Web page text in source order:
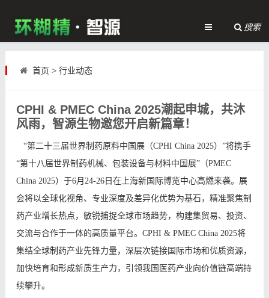
搜索
首页 > 行业动态
CPHI & PMEC China 2025潮起申城，共沐
风雨，智源生物邀您开启新篇章！
“第二十三届世界制药原料中国展（CPHI China 2025）”将携手
“第十八届世界制药机械、包装设备与材料中国展”（PMEC
China 2025）于6月24-26日在上海新国际博览中心高燃来袭。展
会将以全球化视角、专业深度及差异化优势为基石，精准聚焦制
药产业增长热点，敏锐捕捉全球市场趋势，构建集贸易、投资、
交流与合作于一体的高质量平台。CPHI & PMEC China 2025将
集结全球制药产业先锋力量，深层次链接国际市场和优质资源，
加快培育和形成新质生产力，引领我国医药产业向价值链高端持
续攀升。